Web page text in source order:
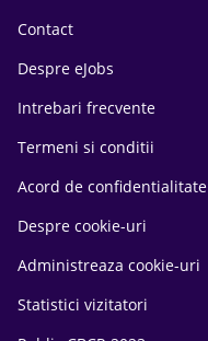
Contact
Despre eJobs
Intrebari frecvente
Termeni si conditii
Acord de confidentialitate
Despre cookie-uri
Administreaza cookie-uri
Statistici vizitatori